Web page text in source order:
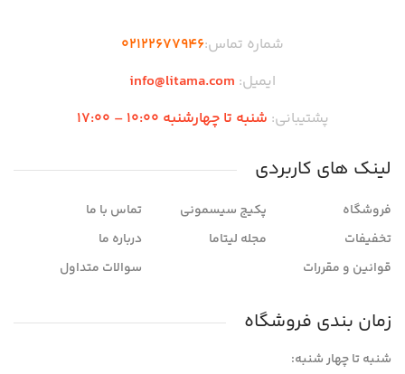
شماره تماس:02122677946
ایمیل: info@litama.com
پشتیبانی: شنبه تا چهارشنبه 10:00 – 17:00
لینک های کاربردی
فروشگاه
تخفیفات
قوانین و مقررات
پکیج سیسمونی
مجله لیتاما
تماس با ما
درباره ما
سوالات متداول
زمان بندی فروشگاه
شنبه تا چهار شنبه: